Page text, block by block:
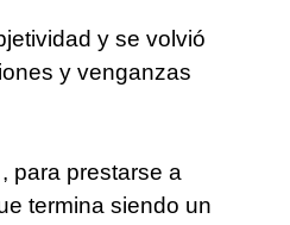
y se volvió
y venganzas
para prestarse a
termina siendo un